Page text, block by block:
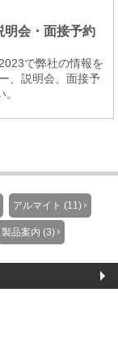
会・面接予約
で弊社の情報を
、説明会、面接予
アルマイト (11)
製品案内 (3)